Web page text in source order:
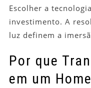
Escolher a
investimento. A
luz definem a
Por que
em um